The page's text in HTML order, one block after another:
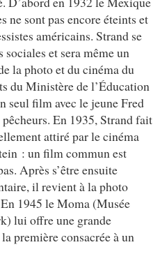
ne sont pas encore éteints et
américains. Strand se
et sera même un
la photo et du cinéma du
du Ministère de l’Éducation
seul film avec le jeune Fred
En 1935, Strand fait
attiré par le cinéma
: un film commun est
Après s’être ensuite
il revient à la photo
1945 le Moma (Musée
lui offre une grande
première consacrée à un